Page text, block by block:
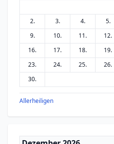
2.
3. 4. 5.
9.
10. 11. 12.
16.
17. 18. 19.
23.
24. 25. 26.
30.
Allerheiligen